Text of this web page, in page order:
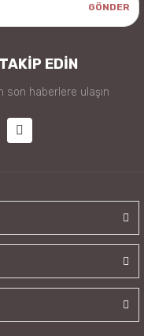
GÖNDER
EDİN
son haberlere ulaşın